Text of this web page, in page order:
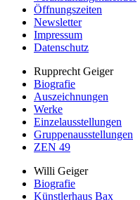
Öffnungszeiten
Newsletter
Impressum
Datenschutz
Rupprecht Geiger
Biografie
Auszeichnungen
Werke
Einzelausstellungen
Gruppenausstellungen
ZEN 49
Willi Geiger
Biografie
Künstlerhaus Bax